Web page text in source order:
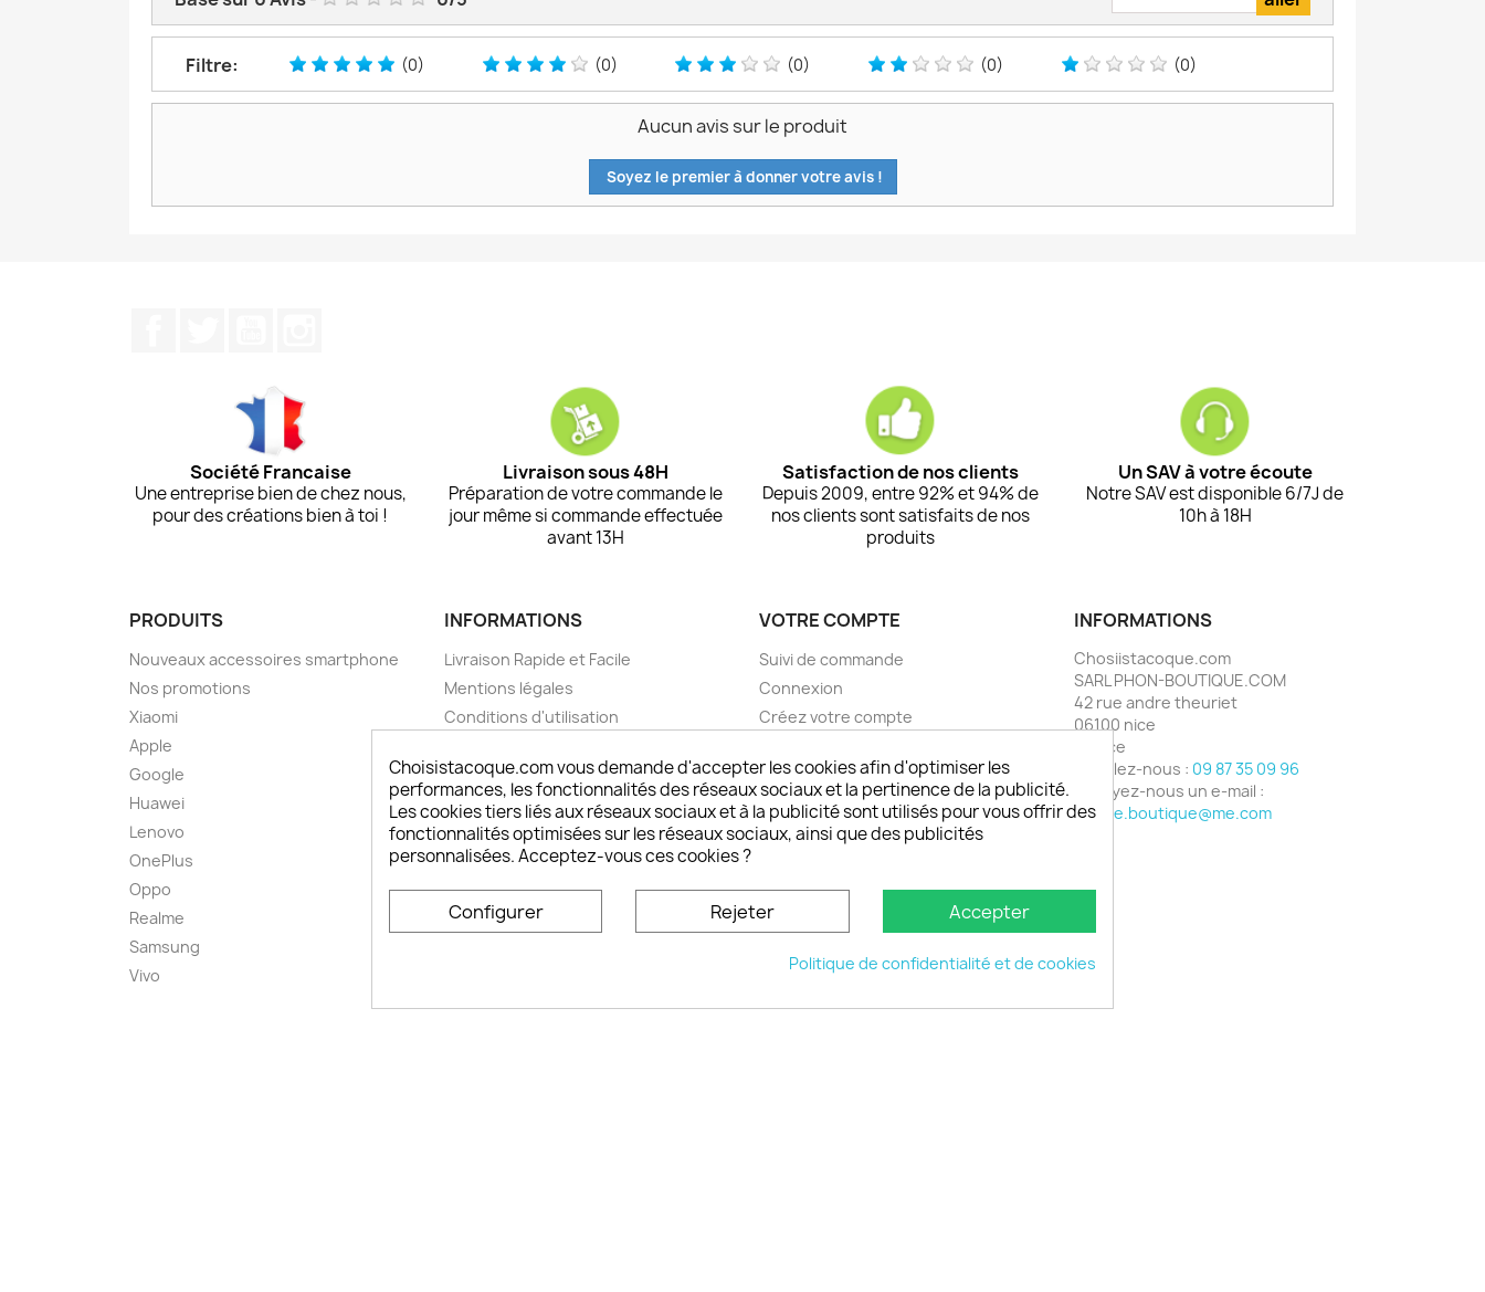
Filtre: (0) (0) (0) (0) (0)
Aucun avis sur le produit
Soyez le premier à donner votre avis !
Société Francaise
Une entreprise bien de chez nous,
pour des créations bien à toi !
Livraison sous 48H
Préparation de votre commande le
jour même si commande effectuée
avant 13H
Satisfaction de nos clients
Depuis 2009, entre 92% et 94% de
nos clients sont satisfaits de nos
produits
Un SAV à votre écoute
Notre SAV est disponible 6/7J de
10h à 18H
PRODUITS
Nouveaux accessoires smartphone
Nos promotions
Xiaomi
Apple
Google
Huawei
Lenovo
OnePlus
Oppo
Realme
Samsung
Vivo
INFORMATIONS
Livraison Rapide et Facile
Mentions légales
Conditions d'utilisation
Paiement sécurisé choisistacoque
Retours et remboursements
Livraison DOM TOM et outremer
FAQ choisistacoque
Comment personnaliser son
smartphone
VOTRE COMPTE
Suivi de commande
Connexion
Créez votre compte
INFORMATIONS
Chosiistacoque.com
SARL PHON-BOUTIQUE.COM
42 rue andre theuriet
06100 nice
France
Appelez-nous : 09 87 35 09 96
Envoyez-nous un e-mail :
phone.boutique@me.com
© 2026 - choisistacoque.com
Choisistacoque.com vous demande d'accepter les cookies afin d'optimiser les
performances, les fonctionnalités des réseaux sociaux et la pertinence de la publicité.
Les cookies tiers liés aux réseaux sociaux et à la publicité sont utilisés pour vous offrir des
fonctionnalités optimisées sur les réseaux sociaux, ainsi que des publicités
personnalisées. Acceptez-vous ces cookies ?
Configurer Rejeter Accepter
Politique de confidentialité et de cookies